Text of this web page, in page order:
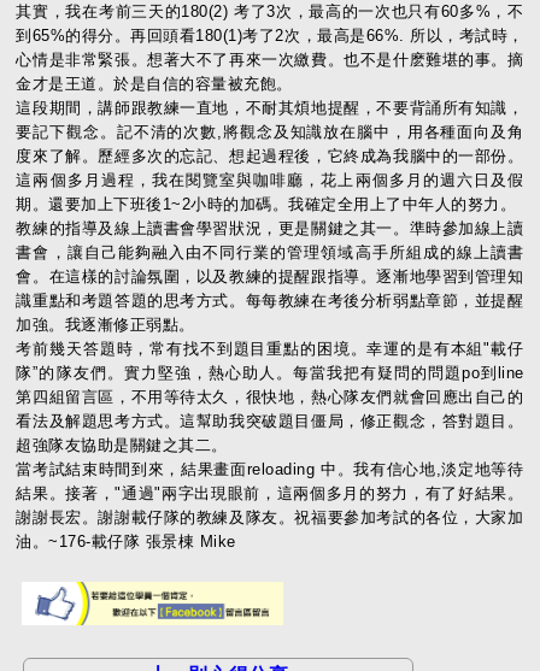
其實，我在考前三天的180(2) 考了3次，最高的一次也只有60多%，不
到65%的得分。再回頭看180(1)考了2次，最高是66%. 所以，考試時，
心情是非常緊張。想著大不了再來一次繳費。也不是什麽難堪的事。摘
金才是王道。於是自信的容量被充飽。
這段期間，講師跟教練一直地，不耐其煩地提醒，不要背誦所有知識，
要記下觀念。記不清的次數,將觀念及知識放在腦中，用各種面向及角
度來了解。歷經多次的忘記、想起過程後，它終成為我腦中的一部份。
這兩個多月過程，我在閱覽室與咖啡廳，花上兩個多月的週六日及假
期。還要加上下班後1~2小時的加碼。我確定全用上了中年人的努力。
教練的指導及線上讀書會學習狀況，更是關鍵之其一。準時參加線上讀
書會，讓自己能夠融入由不同行業的管理領域高手所組成的線上讀書
會。在這樣的討論氛圍，以及教練的提醒跟指導。逐漸地學習到管理知
識重點和考題答題的思考方式。每每教練在考後分析弱點章節，並提醒
加強。我逐漸修正弱點。
考前幾天答題時，常有找不到題目重點的困境。幸運的是有本組"載仔
隊”的隊友們。實力堅強，熱心助人。每當我把有疑問的問題po到line
第四組留言區，不用等待太久，很快地，熱心隊友們就會回應出自己的
看法及解題思考方式。這幫助我突破題目僵局，修正觀念，答對題目。
超強隊友協助是關鍵之其二。
當考試結束時間到來，結果畫面reloading 中。我有信心地,淡定地等待
結果。接著，"通過"兩字出現眼前，這兩個多月的努力，有了好結果。
謝謝長宏。謝謝載仔隊的教練及隊友。祝福要參加考試的各位，大家加
油。~176-載仔隊 張景棟 Mike